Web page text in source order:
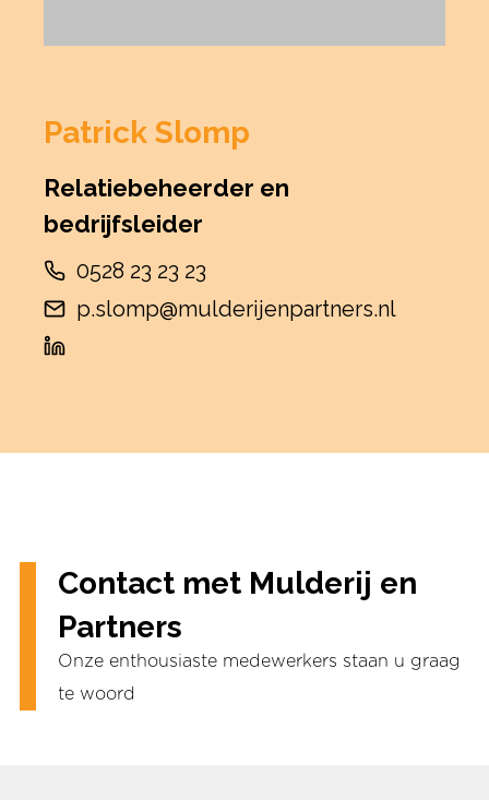
Patrick Slomp
Relatiebeheerder en
bedrijfsleider
0528 23 23 23
p.slomp@mulderijenpartners.nl
Contact met Mulderij en
Partners
Onze enthousiaste medewerkers staan u graag
te woord